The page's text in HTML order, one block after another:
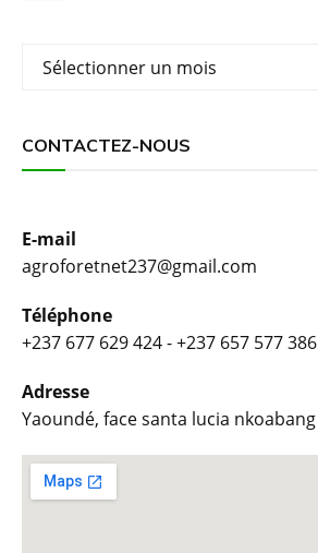
Archives
Sélectionner un mois
CONTACTEZ-NOUS
E-mail
agroforetnet237@gmail.com
Téléphone
+237 677 629 424 - +237 657 577 386
Adresse
Yaoundé, face santa lucia nkoabang